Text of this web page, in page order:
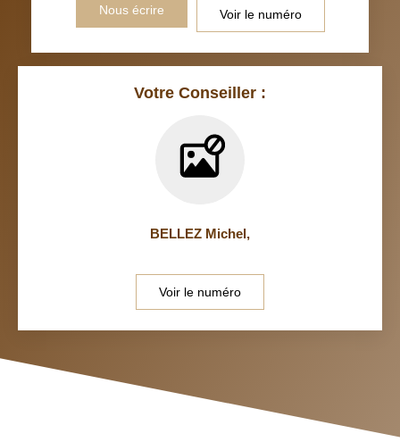
Nous écrire Voir le numéro
Votre Conseiller :
BELLEZ Michel,
Voir le numéro